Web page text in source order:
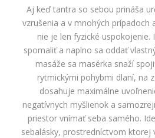
Aj keď tantra so sebou prináša
vzrušenia a v mnohých
nie je len fyzické
spomaliť a naplno sa oddať
masáže sa masérka snaží
rytmickými pohybmi dlaní, na
dosahuje maximálne
negatívnych myšlienok a
priestor vnímať seba samého.
sebalásky, prostredníctvom ktorej